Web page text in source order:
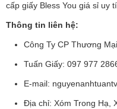
cấp giấy Bless You giá sỉ uy
Thông tin liên hệ:
Công Ty CP Thương
Tuấn Giấy: 097 977
E-mail:
Địa chỉ: Xóm Trong Hạ,